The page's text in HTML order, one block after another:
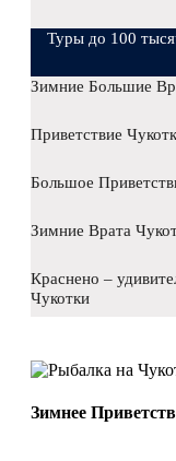
Туры до 100
Зимние Большие
Приветствие
Большое
Зимние Врата
Краснено –
Чукотки
Зимнее